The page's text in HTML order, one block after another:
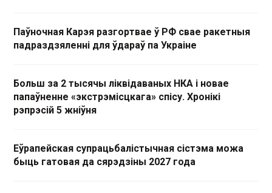
Паўночная Карэя разгортвае ў РФ свае ракетныя
падраздзяленні для ўдараў па Украіне
Больш за 2 тысячы ліквідаваных НКА і новае
папаўненне «экстрэмісцкага» спісу. Хронікі
рэпрэсій 5 жніўня
Еўрапейская супрацьбалістычная сістэма можа
быць гатовая да сярэдзіны 2027 года